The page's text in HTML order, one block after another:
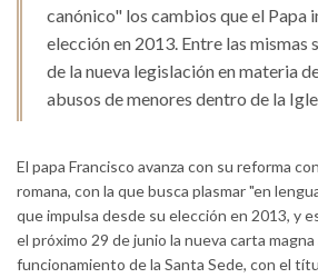
canónico" los cambios que el Papa
elección en 2013. Entre las mismas
de la nueva legislación en materia
abusos de menores dentro de la
El papa Francisco avanza con su reforma
romana, con la que busca plasmar "en
que impulsa desde su elección en 2013, y
el próximo 29 de junio la nueva carta
funcionamiento de la Santa Sede, con el